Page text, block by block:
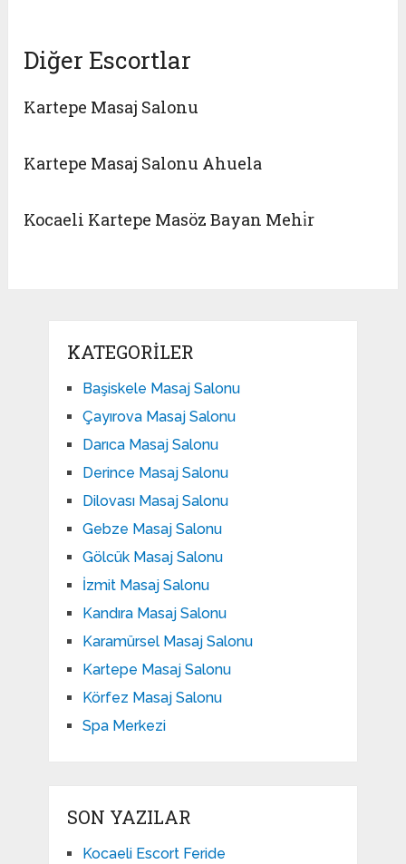
Diğer Escortlar
Kartepe Masaj Salonu
Kartepe Masaj Salonu Ahuela
Kocaeli Kartepe Masöz Bayan Mehi̇r
KATEGORILER
Başiskele Masaj Salonu
Çayırova Masaj Salonu
Darıca Masaj Salonu
Derince Masaj Salonu
Dilovası Masaj Salonu
Gebze Masaj Salonu
Gölcük Masaj Salonu
İzmit Masaj Salonu
Kandıra Masaj Salonu
Karamürsel Masaj Salonu
Kartepe Masaj Salonu
Körfez Masaj Salonu
Spa Merkezi
SON YAZILAR
Kocaeli Escort Feride